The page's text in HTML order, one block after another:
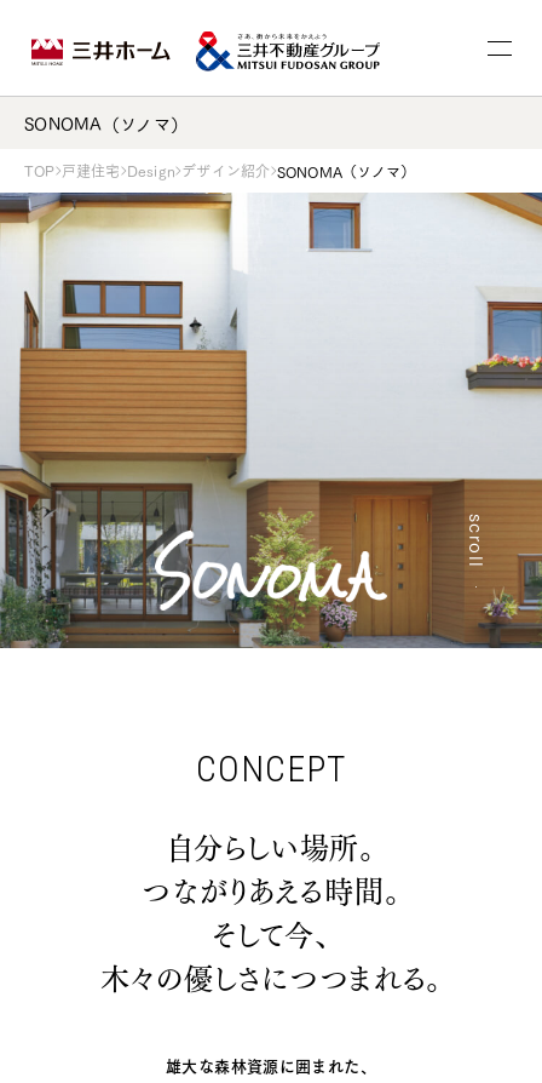
SONOMA（ソノマ）
TOP 戸建住宅 Design デザイン紹介 SONOMA（ソノマ）
scroll
CONCEPT
自分らしい場所。
つながりあえる時間。
そして今、
木々の優しさにつつまれる。
雄大な森林資源に囲まれた、